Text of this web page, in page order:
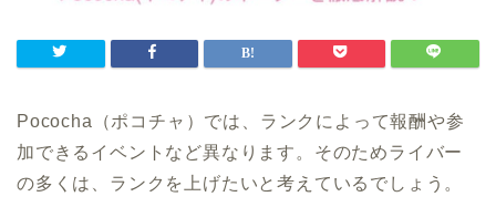
Pococha（ポコチャ）では、ランクによって報酬や参
加できるイベントなど異なります。そのためライバー
の多くは、ランクを上げたいと考えているでしょう。